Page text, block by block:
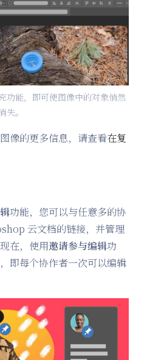
功能，即可使图像中的对象悄然
失。
像的更多信息，请查看在复
功能，您可以与任意多的协
云文档的链接，并管理
在，使用邀请参与编辑功
即每个协作者一次可以编辑